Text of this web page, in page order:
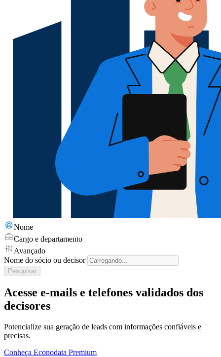
Nome
Cargo e departamento
Avançado
Nome do sócio ou decisor
Pesquisar
Acesse e-mails e telefones validados dos
decisores
Potencialize sua geração de leads com informações confiáveis e
precisas.
Conheça Econodata Premium